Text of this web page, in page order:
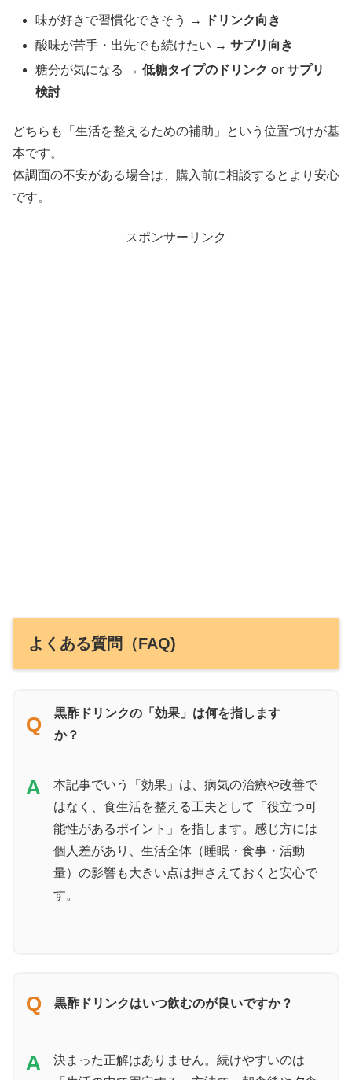
味が好きで習慣化できそう →
ドリンク向き
酸味が苦手・出先でも続けたい →サプリ向き
糖分が気になる →低糖タイプのドリンク or サプリ
検討
どちらも「生活を整えるための補助」という位置づけが基
本です。
体調面の不安がある場合は、購入前に相談するとより安心
です。
スポンサーリンク
よくある質問（FAQ)
Q
黒酢ドリンクの「効果」は何を指します
か？
A
本記事でいう「効果」は、病気の治療や改善で
はなく、食生活を整える工夫として「役立つ可
能性があるポイント」を指します。感じ方には
個人差があり、生活全体（睡眠・食事・活動
量）の影響も大きい点は押さえておくと安心で
す。
Q 黒酢ドリンクはいつ飲むのが良いですか？
A
決まった正解はありません。続けやすいのは